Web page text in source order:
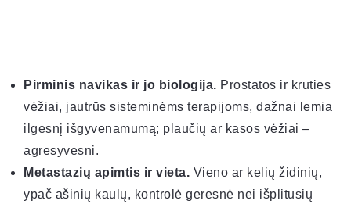
Pirminis navikas ir jo biologija. Prostatos ir krūties
vėžiai, jautrūs sisteminėms terapijoms, dažnai lemia
ilgesnį išgyvenamumą; plaučių ar kasos vėžiai –
agresyvesni.
Metastazių apimtis ir vieta. Vieno ar kelių židinių,
ypač ašinių kaulų, kontrolė geresnė nei išplitusių